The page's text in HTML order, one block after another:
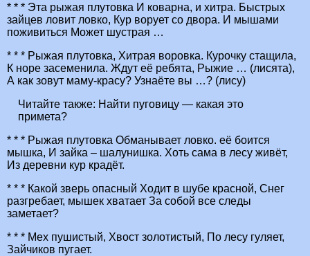
* * * Эта рыжая плутовка И коварна, и хитра. Быстрых
зайцев ловит ловко, Кур ворует со двора. И мышами
поживиться Может шустрая …
* * * Рыжая плутовка, Хитрая воровка. Курочку стащила,
К норе засеменила. Ждут её ребята, Рыжие … (лисята),
А как зовут маму-красу? Узнаёте вы …? (лису)
Читайте также: Найти пуговицу — какая это
примета?
* * * Рыжая плутовка Обманывает ловко. её боится
мышка, И зайка – шалунишка. Хоть сама в лесу живёт,
Из деревни кур крадёт.
* * * Какой зверь опасный Ходит в шубе красной, Снег
разгребает, мышек хватает За собой все следы
заметает?
* * * Мех пушистый, Хвост золотистый, По лесу гуляет,
Зайчиков пугает.